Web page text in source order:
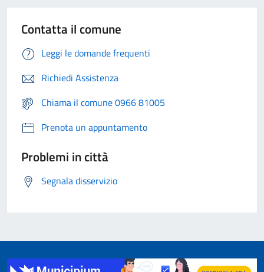
Contatta il comune
Leggi le domande frequenti
Richiedi Assistenza
Chiama il comune 0966 81005
Prenota un appuntamento
Problemi in città
Segnala disservizio